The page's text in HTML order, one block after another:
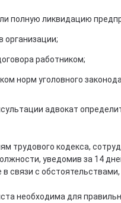
полную ликвидацию
организации;
работником;
норм уголовного
адвокат
трудового кодекса,
уведомив за 14
связи с обстоятельствами,
необходима для